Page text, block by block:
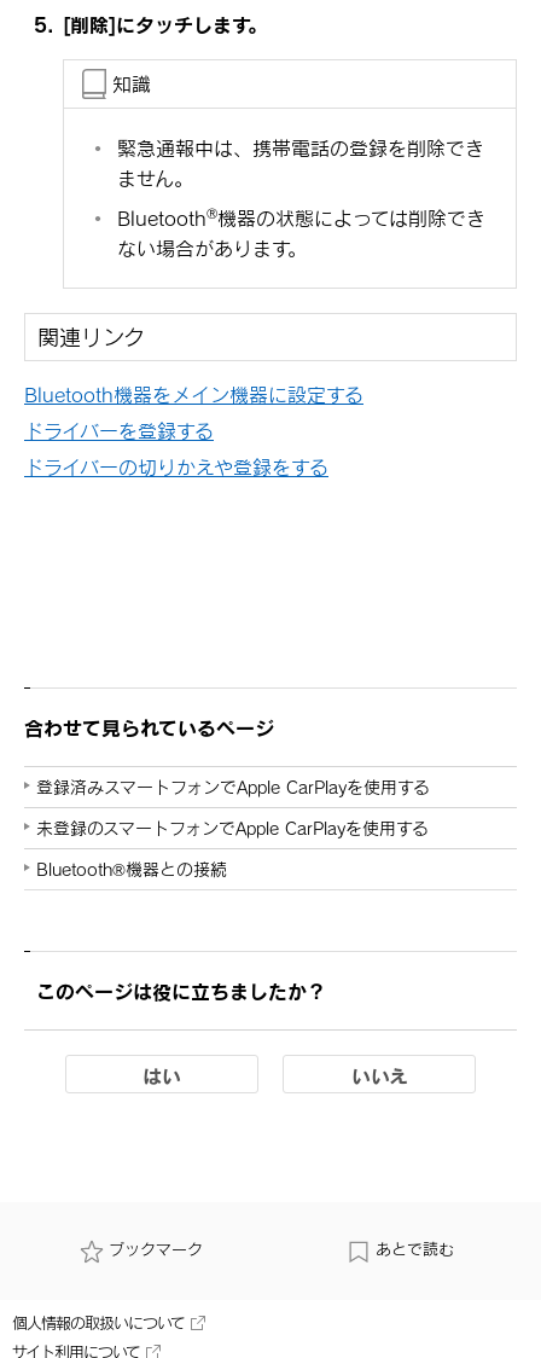
[‍削除‍]にタッチします。
知識
緊急通報中は、携帯電話の登録を削除でき
ません。
Bluetooth‍®機器の状態によっては削除でき
ない場合があります。
関連リンク
Bluetooth機器をメイン機器に設定する
ドライバーを登録する
ドライバーの切りかえや登録をする
合わせて見られているページ
登録済みスマートフォンでApple CarPlayを使用する
未登録のスマートフォンでApple CarPlayを使用する
Bluetooth®機器との接続
このページは役に立ちましたか？
はい いいえ
ブックマーク あとで読む
個人情報の取扱いについて
サイト利用について